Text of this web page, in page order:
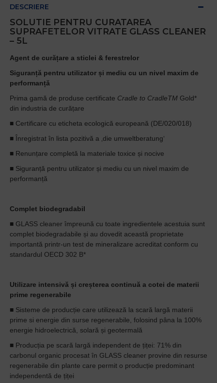
DESCRIERE
SOLUTIE PENTRU CURATAREA
SUPRAFETELOR VITRATE GLASS CLEANER
– 5L
Agent de curățare a sticlei & ferestrelor
Siguranță pentru utilizator și mediu cu un nivel maxim de
performanță
Prima gamă de produse certificate Cradle to CradleTM Gold*
din industria de curățare
■ Certificare cu eticheta ecologică europeană (DE/020/018)
■ Înregistrat în lista pozitivă a ‚die umweltberatung‘
■ Renunțare completă la materiale toxice și nocive
■ Siguranță pentru utilizator și mediu cu un nivel maxim de
performanță
Complet biodegradabil
■ GLASS cleaner împreună cu toate ingredientele acestuia sunt
complet biodegradabile și au dovedit această proprietate
importantă printr-un test de mineralizare acreditat conform cu
standardul OECD 302 B*
Utilizare intensivă și creșterea continuă a cotei de materii
prime regenerabile
■ Sisteme de producție care utilizează la scară largă materii
prime si energie din surse regenerabile, folosind pâna la 100%
energie hidroelectrică, solară și geotermală
■ Producția pe scară largă independent de țiței: 71% din
carbonul organic procesat în GLASS cleaner provine din resurse
regenerabile din plante care permit o producție predominant
independentă de țiței